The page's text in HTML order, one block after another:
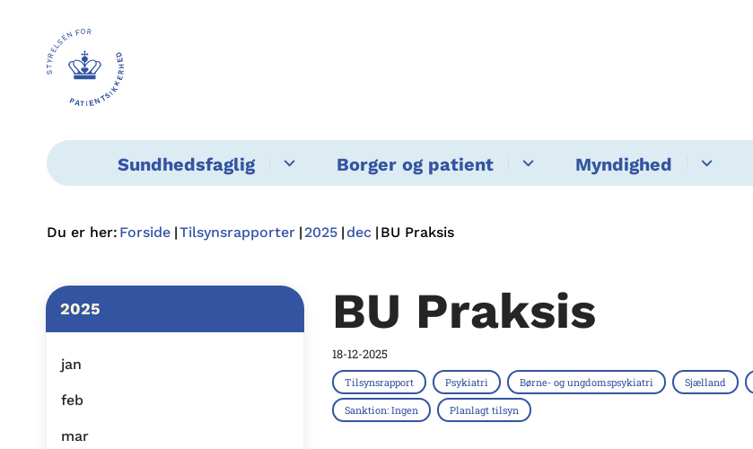
Sundhedsfaglig Borger og patient Myndighed
Du er her: Forside Tilsynsrapporter 2025 dec BU Praksis
2025
jan
feb
mar
BU Praksis
18-12-2025
Tilsynsrapport Psykiatri Børne- og ungdomspsykiatri Sjælland
Sanktion: Ingen Planlagt tilsyn